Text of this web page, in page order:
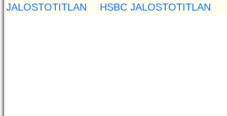
JALOSTOTITLAN HSBC JALOSTOTITLAN